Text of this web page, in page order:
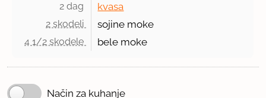
2 dag kvasa
2 skodeli sojine moke
4 1/2 skodele bele moke
Način za kuhanje